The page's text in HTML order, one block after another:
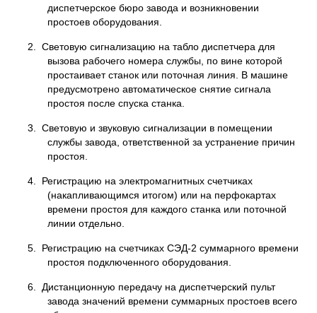
диспетчерское бюро завода и возникновении
простоев оборудования.
2. Световую сигнализацию на табло диспетчера для
вызова рабочего номера службы, по вине которой
простаивает станок или поточная линия. В машине
предусмотрено автоматическое снятие сигнала
простоя после спуска станка.
3. Световую и звуковую сигнализации в помещении
службы завода, ответственной за устранение причин
простоя.
4. Регистрацию на электромагнитных счетчиках
(накапливающимся итогом) или на перфокартах
времени простоя для каждого станка или поточной
линии отдельно.
5. Регистрацию на счетчиках СЭД-2 суммарного времени
простоя подключенного оборудования.
6. Дистанционную передачу на диспетчерский пульт
завода значений времени суммарных простоев всего